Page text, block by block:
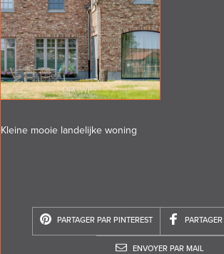
Kleine mooie landelijke woning
PARTAGER PAR PINTEREST
ENVOYER PAR MAIL